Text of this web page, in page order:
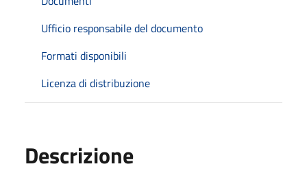
Ufficio responsabile del documento
Formati disponibili
Licenza di distribuzione
Descrizione